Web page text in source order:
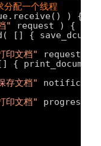
配一个线程
) {
"
request ) {
[] {
印文档"
request )
[] {
存文档"
印文档"
progress